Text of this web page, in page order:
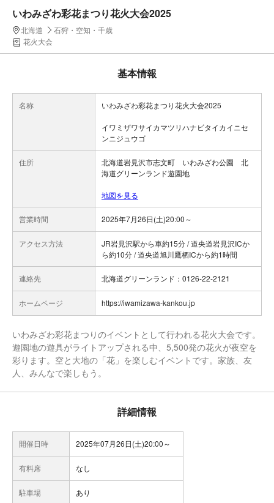
いわみざわ彩花まつり花火大会2025
北海道
石狩・空知・千歳
花火大会
基本情報
名称 いわみざわ彩花まつり花火大会2025
イワミザワサイカマツリハナビタイカイニセ
ンニジュウゴ
住所
北海道岩見沢市志文町 いわみざわ公園 北
海道グリーンランド遊園地
地図を見る
営業時間 2025年7月26日(土)20:00～
アクセス方法
JR岩見沢駅から車約15分 / 道央道岩見沢ICか
ら約10分 / 道央道旭川鷹栖ICから約1時間
連絡先 北海道グリーンランド：0126-22-2121
ホームページ https://iwamizawa-kankou.jp
いわみざわ彩花まつりのイベントとして行われる花火大会です。
遊園地の遊具がライトアップされる中、5,500発の花火が夜空を
彩ります。空と大地の「花」を楽しむイベントです。家族、友
人、みんなで楽しもう。
詳細情報
開催日時 2025年07月26日(土)20:00～
有料席 なし
駐車場 あり